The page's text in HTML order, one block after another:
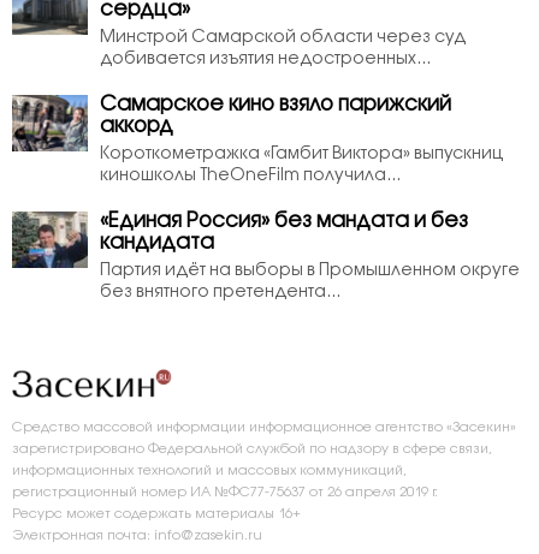
сердца»
Минстрой Самарской области через суд
добивается изъятия недостроенных...
Самарское кино взяло парижский
аккорд
Короткометражка «Гамбит Виктора» выпускниц
киношколы TheOneFilm получила...
«Единая Россия» без мандата и без
кандидата
Партия идёт на выборы в Промышленном округе
без внятного претендента...
Средство массовой информации информационное агентство «Засекин»
зарегистрировано Федеральной службой по надзору в сфере связи,
информационных технологий и массовых коммуникаций,
регистрационный номер ИА №ФС77-75637 от 26 апреля 2019 г.
Ресурс может содержать материалы 16+
Электронная почта: info@zasekin.ru